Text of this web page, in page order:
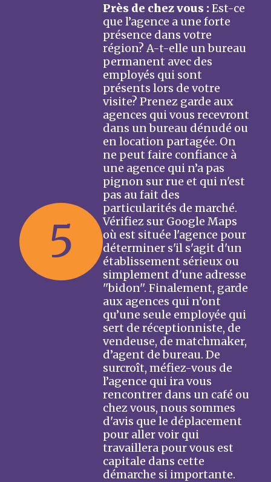
5
Près de chez vous :Est-ce
que l’agence a une forte
présence dans votre
région? A-t-elle un bureau
permanent avec des
employés qui sont
présents lors de votre
visite? Prenez garde aux
agences qui vous recevront
dans un bureau dénudé ou
en location partagée. On
ne peut faire confiance à
une agence qui n’a pas
pignon sur rue et qui n'est
pas au fait des
particularités de marché.
Vérifiez sur Google Maps
où est située l'agence pour
déterminer s'il s'agit d'un
établissement sérieux ou
simplement d'une adresse
''bidon''. Finalement, garde
aux agences qui n’ont
qu’une seule employée qui
sert de réceptionniste, de
vendeuse, de matchmaker,
d’agent de bureau. De
surcroît, méfiez-vous de
l’agence qui ira vous
rencontrer dans un café ou
chez vous, nous sommes
d'avis que le déplacement
pour aller voir qui
travaillera pour vous est
capitale dans cette
démarche si importante.